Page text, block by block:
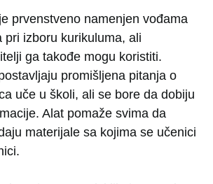
prvenstveno namenjen vođama
pri izboru kurikuluma, ali
ga takođe mogu koristiti.
promišljena pitanja o
uče u školi, ali se bore da dobiju
Alat pomaže svima da
materijale sa kojima se učenici